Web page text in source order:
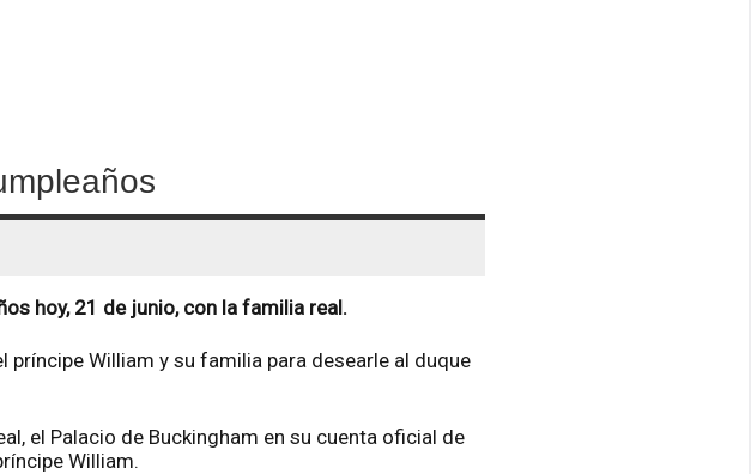
hoy, 21 de junio, con la familia real.
William y su familia para desearle al duque
el Palacio de Buckingham en su cuenta oficial de
William.